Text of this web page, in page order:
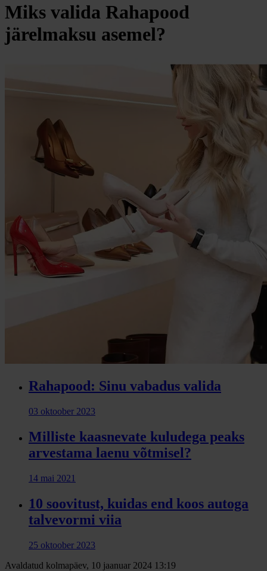
Miks valida Rahapood
järelmaksu asemel?
Rahapood: Sinu vabadus valida
03 oktoober 2023
Milliste kaasnevate kuludega peaks
arvestama laenu võtmisel?
14 mai 2021
10 soovitust, kuidas end koos autoga
talvevormi viia
25 oktoober 2023
Avaldatud kolmapäev, 10 jaanuar 2024 13:19